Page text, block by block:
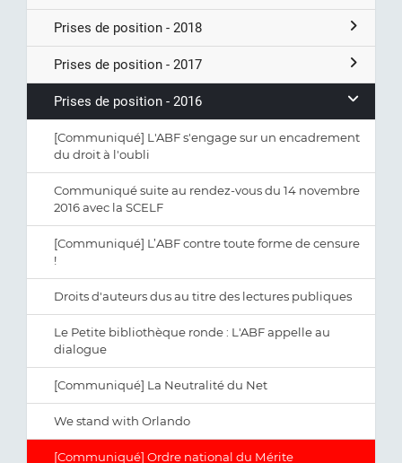
Prises de position - 2018
Prises de position - 2017
Prises de position - 2016
[Communiqué] L'ABF s'engage sur un encadrement
du droit à l'oubli
Communiqué suite au rendez-vous du 14 novembre
2016 avec la SCELF
[Communiqué] L’ABF contre toute forme de censure
!
Droits d'auteurs dus au titre des lectures publiques
Le Petite bibliothèque ronde : L'ABF appelle au
dialogue
[Communiqué] La Neutralité du Net
We stand with Orlando
[Communiqué] Ordre national du Mérite